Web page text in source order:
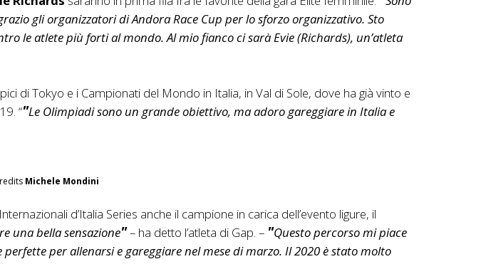
gli organizzatori di Andora Race Cup per lo sforzo organizzativo. Sto
le atlete più forti al mondo. Al mio fianco ci sarà Evie (Richards), un’atleta
di Tokyo e i Campionati del Mondo in Italia, in Val di Sole, dove ha già vinto e
“ Le Olimpiadi sono un grande obiettivo, ma adoro gareggiare in Italia e
Michele Mondini
d’Italia Series anche il campione in carica dell’evento ligure, il
una bella sensazione – ha detto l’atleta di Gap. – Questo percorso mi piace
per allenarsi e gareggiare nel mese di marzo. Il 2020 è stato molto